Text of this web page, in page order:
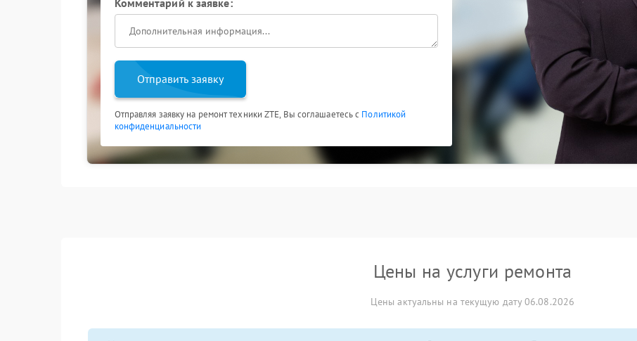
Комментарий к заявке:
Отправить заявку
Отправляя заявку на ремонт техники ZTE, Вы соглашаетесь с Политикой
конфиденциальности
Цены на услуги ремонта
Цены актуальны на текущую дату 06.08.2026